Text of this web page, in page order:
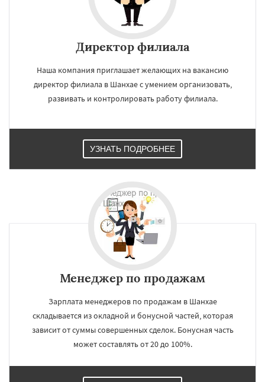
регионам
Лагос Стамбул
Карачи
Гуанчжоу Шэньчжэнь Мумбаи
Сан-Паулу Киншаса Тяньцзинь Лахор
Джакарта Дунгуань Сеул
Лондон Тегеран Нью-Йорк Бангалор
Ухань Богота Каир
Директор филиала
Наша компания приглашает желающих на вакансию
директор филиала в Шанхае с умением организовать,
развивать и контролировать работу филиала.
УЗНАТЬ ПОДРОБНЕЕ
Менеджер по продажам
Зарплата менеджеров по продажам в Шанхае
складывается из окладной и бонусной частей, которая
зависит от суммы совершенных сделок. Бонусная часть
может составлять от 20 до 100%.
УЗНАТЬ ПОДРОБНЕЕ